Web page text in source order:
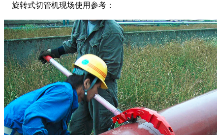
旋转式切管机现场使用参考：